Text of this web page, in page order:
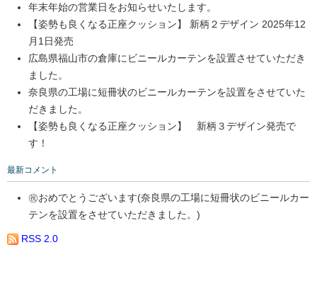
年末年始の営業日をお知らせいたします。
【姿勢も良くなる正座クッション】 新柄２デザイン 2025年12
月1日発売
広島県福山市の倉庫にビニールカーテンを設置させていただき
ました。
奈良県の工場に短冊状のビニールカーテンを設置をさせていた
だきました。
【姿勢も良くなる正座クッション】 新柄３デザイン発売で
す！
最新コメント
㊗️おめでとうございます(奈良県の工場に短冊状のビニールカー
テンを設置をさせていただきました。)
RSS 2.0